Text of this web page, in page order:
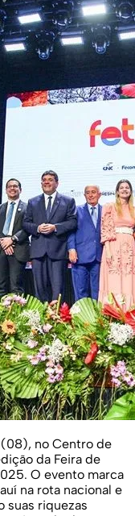
no Centro de
da Feira de
O evento marca
na rota nacional e
suas riquezas